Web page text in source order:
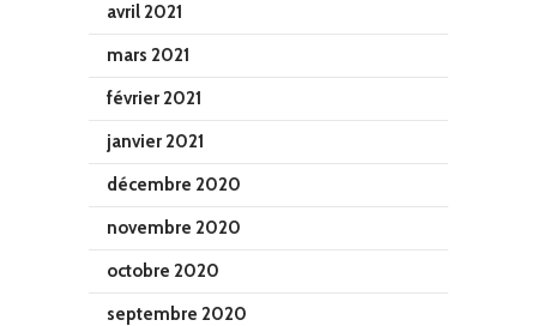
avril 2021
mars 2021
février 2021
janvier 2021
décembre 2020
novembre 2020
octobre 2020
septembre 2020